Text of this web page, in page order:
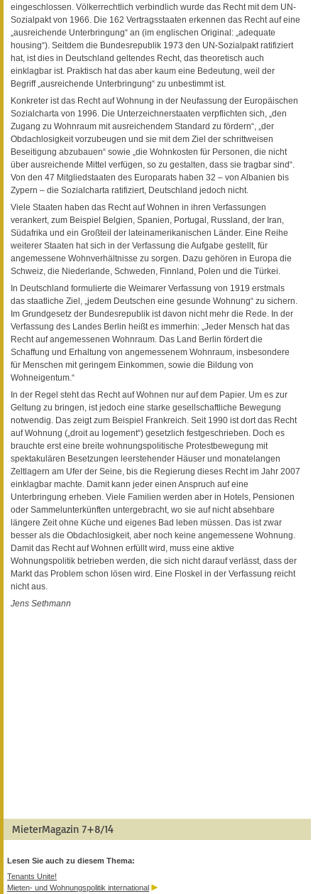
eingeschlossen. Völkerrechtlich verbindlich wurde das Recht mit dem UN-
Sozialpakt von 1966. Die 162 Vertragsstaaten erkennen das Recht auf eine
„ausreichende Unterbringung“ an (im englischen Original: „adequate
housing“). Seitdem die Bundesrepublik 1973 den UN-Sozialpakt ratifiziert
hat, ist dies in Deutschland geltendes Recht, das theoretisch auch
einklagbar ist. Praktisch hat das aber kaum eine Bedeutung, weil der
Begriff „ausreichende Unterbringung“ zu unbestimmt ist.
Konkreter ist das Recht auf Wohnung in der Neufassung der Europäischen
Sozialcharta von 1996. Die Unterzeichnerstaaten verpflichten sich, „den
Zugang zu Wohnraum mit ausreichendem Standard zu fördern“, „der
Obdachlosigkeit vorzubeugen und sie mit dem Ziel der schrittweisen
Beseitigung abzubauen“ sowie „die Wohnkosten für Personen, die nicht
über ausreichende Mittel verfügen, so zu gestalten, dass sie tragbar sind“.
Von den 47 Mitgliedstaaten des Europarats haben 32 – von Albanien bis
Zypern – die Sozialcharta ratifiziert, Deutschland jedoch nicht.
Viele Staaten haben das Recht auf Wohnen in ihren Verfassungen
verankert, zum Beispiel Belgien, Spanien, Portugal, Russland, der Iran,
Südafrika und ein Großteil der lateinamerikanischen Länder. Eine Reihe
weiterer Staaten hat sich in der Verfassung die Aufgabe gestellt, für
angemessene Wohnverhältnisse zu sorgen. Dazu gehören in Europa die
Schweiz, die Niederlande, Schweden, Finnland, Polen und die Türkei.
In Deutschland formulierte die Weimarer Verfassung von 1919 erstmals
das staatliche Ziel, „jedem Deutschen eine gesunde Wohnung“ zu sichern.
Im Grundgesetz der Bundesrepublik ist davon nicht mehr die Rede. In der
Verfassung des Landes Berlin heißt es immerhin: „Jeder Mensch hat das
Recht auf angemessenen Wohnraum. Das Land Berlin fördert die
Schaffung und Erhaltung von angemessenem Wohnraum, insbesondere
für Menschen mit geringem Einkommen, sowie die Bildung von
Wohneigentum.“
In der Regel steht das Recht auf Wohnen nur auf dem Papier. Um es zur
Geltung zu bringen, ist jedoch eine starke gesellschaftliche Bewegung
notwendig. Das zeigt zum Beispiel Frankreich. Seit 1990 ist dort das Recht
auf Wohnung („droit au logement“) gesetzlich festgeschrieben. Doch es
brauchte erst eine breite wohnungspolitische Protestbewegung mit
spektakulären Besetzungen leerstehender Häuser und monatelangen
Zeltlagern am Ufer der Seine, bis die Regierung dieses Recht im Jahr 2007
einklagbar machte. Damit kann jeder einen Anspruch auf eine
Unterbringung erheben. Viele Familien werden aber in Hotels, Pensionen
oder Sammelunterkünften untergebracht, wo sie auf nicht absehbare
längere Zeit ohne Küche und eigenes Bad leben müssen. Das ist zwar
besser als die Obdachlosigkeit, aber noch keine angemessene Wohnung.
Damit das Recht auf Wohnen erfüllt wird, muss eine aktive
Wohnungspolitik betrieben werden, die sich nicht darauf verlässt, dass der
Markt das Problem schon lösen wird. Eine Floskel in der Verfassung reicht
nicht aus.
Jens Sethmann
MieterMagazin 7+8/14
Lesen Sie auch zu diesem Thema:
Tenants Unite!
Mieten- und Wohnungspolitik international